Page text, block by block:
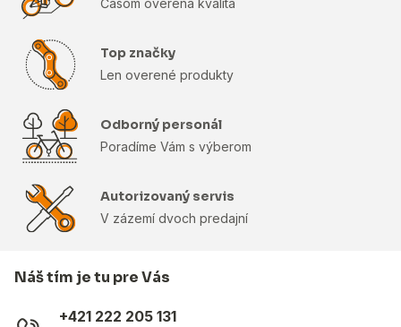
Časom overená kvalita
Top značky
Len overené produkty
Odborný personál
Poradíme Vám s výberom
Autorizovaný servis
V zázemí dvoch predajní
Náš tím je tu pre Vás
+421 222 205 131